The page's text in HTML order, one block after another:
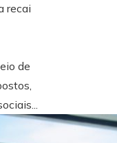
recai
de